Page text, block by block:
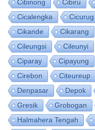
Cibinong
Cibiru
Cicalengka
Cicurug
Cikande
Cikarang
Cileungsi
Cileunyi
Ciparay
Cipayung
Cirebon
Citeureup
Denpasar
Depok
Gresik
Grobogan
Halmahera Tengah